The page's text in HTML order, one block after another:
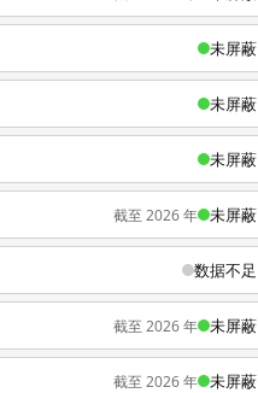
未屏蔽
未屏蔽
未屏蔽
截至 2026 年 未屏蔽
数据不足
截至 2026 年 未屏蔽
截至 2026 年 未屏蔽